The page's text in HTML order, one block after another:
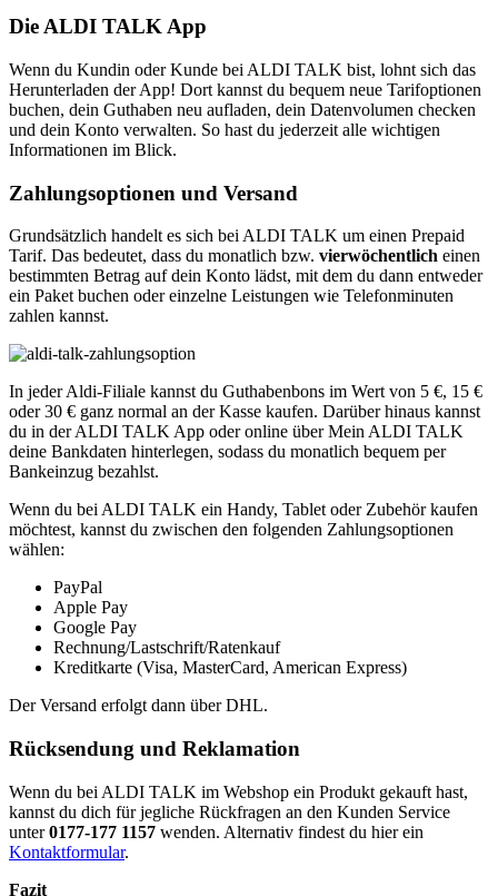
Die ALDI TALK App
Wenn du Kundin oder Kunde bei ALDI TALK bist, lohnt sich das
Herunterladen der App! Dort kannst du bequem neue Tarifoptionen
buchen, dein Guthaben neu aufladen, dein Datenvolumen checken
und dein Konto verwalten. So hast du jederzeit alle wichtigen
Informationen im Blick.
Zahlungsoptionen und Versand
Grundsätzlich handelt es sich bei ALDI TALK um einen Prepaid
Tarif. Das bedeutet, dass du monatlich bzw. vierwöchentlich einen
bestimmten Betrag auf dein Konto lädst, mit dem du dann entweder
ein Paket buchen oder einzelne Leistungen wie Telefonminuten
zahlen kannst.
In jeder Aldi-Filiale kannst du Guthabenbons im Wert von 5 €, 15 €
oder 30 € ganz normal an der Kasse kaufen. Darüber hinaus kannst
du in der ALDI TALK App oder online über Mein ALDI TALK
deine Bankdaten hinterlegen, sodass du monatlich bequem per
Bankeinzug bezahlst.
Wenn du bei ALDI TALK ein Handy, Tablet oder Zubehör kaufen
möchtest, kannst du zwischen den folgenden Zahlungsoptionen
wählen:
PayPal
Apple Pay
Google Pay
Rechnung/Lastschrift/Ratenkauf
Kreditkarte (Visa, MasterCard, American Express)
Der Versand erfolgt dann überDHL.
Rücksendung und Reklamation
Wenn du bei ALDI TALK im Webshop ein Produkt gekauft hast,
kannst du dich für jegliche Rückfragen an den Kunden Service
unter0177-177 1157 wenden. Alternativ findest du hier ein
Kontaktformular.
Fazit